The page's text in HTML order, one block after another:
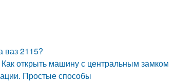
ваз 2115?
открыть машину с центральным замком
Простые способы